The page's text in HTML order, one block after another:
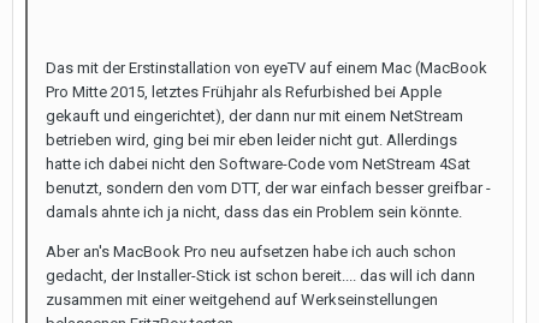
Das mit der Erstinstallation von eyeTV auf einem Mac (MacBook
Pro Mitte 2015, letztes Frühjahr als Refurbished bei Apple
gekauft und eingerichtet), der dann nur mit einem NetStream
betrieben wird, ging bei mir eben leider nicht gut. Allerdings
hatte ich dabei nicht den Software-Code vom NetStream 4Sat
benutzt, sondern den vom DTT, der war einfach besser greifbar -
damals ahnte ich ja nicht, dass das ein Problem sein könnte.
Aber an's MacBook Pro neu aufsetzen habe ich auch schon
gedacht, der Installer-Stick ist schon bereit.... das will ich dann
zusammen mit einer weitgehend auf Werkseinstellungen